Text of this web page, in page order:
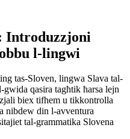
Introduzzjoni
l-lingwi
tas-Sloven, lingwa Slava tal-
qasira tagħtik ħarsa lejn
biex tifhem u tikkontrolla
nibdew din l-avventura
tal-grammatika Slovena